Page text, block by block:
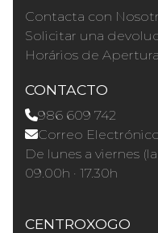
Contacta con
Solicitar una
Horários de
CONTACTO
986 609 742
Correo
De lunes a viernes
09.00h · 17.30h
CENTROXOGO